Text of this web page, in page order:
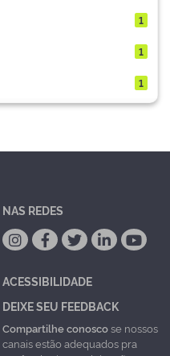
1
1
1
NAS REDES
ACESSIBILIDADE
DEIXE SEU FEEDBACK
Compartilhe conoscose nossos
canais estão adequados pra